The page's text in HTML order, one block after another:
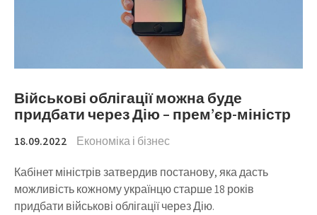
Військові облігації можна буде
придбати через Дію – прем’єр-міністр
18.09.2022 Економіка і бізнес
Кабінет міністрів затвердив постанову, яка дасть
можливість кожному українцю старше 18 років
придбати військові облігації через Дію.